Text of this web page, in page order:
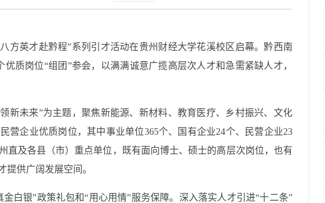
方英才赴黔程”系列引才活动在贵州财经大学花溪校区启幕。黔西南
质岗位“组团”参会，以满满诚意广揽高层次人才和急需紧缺人才，
新未来”为主题，聚焦新能源、新材料、教育医疗、乡村振兴、文化
营企业优质岗位，其中事业单位365个、国有企业24个、民营企业23
直及各县（市）重点单位，既有面向博士、硕士的高层次岗位，也有
提供广阔发展空间。
白银”政策礼包和“用心用情”服务保障。深入落实人才引进“十二条”